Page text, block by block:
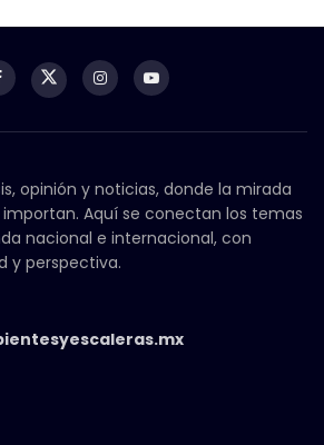
opinión y noticias, donde la mirada
Aquí se conectan los temas
nacional e internacional, con
y perspectiva.